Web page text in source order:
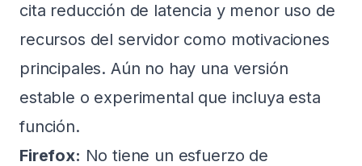
cita reducción de latencia y menor uso de
recursos del servidor como motivaciones
principales. Aún no hay una versión
estable o experimental que incluya esta
función.
Firefox: No tiene un esfuerzo de